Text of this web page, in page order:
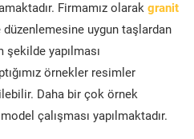
Firmamız olarak granit
düzenlemesine uygun taşlardan
yapılması
örnekler resimler
Daha bir çok örnek
çalışması yapılmaktadır.